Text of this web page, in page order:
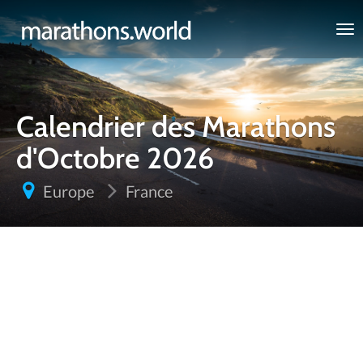
marathons.world
Calendrier des Marathons
d'Octobre 2026
Europe France